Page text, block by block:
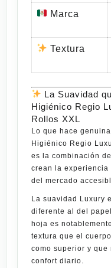
Marca
Textura
La Suavidad
Higiénico Regio
Rollos XXL
Lo que hace
Higiénico Regio
es la combinación
crean la experiencia
del mercado
La suavidad Luxury
diferente al del
hoja es
textura que el
como superior y
confort diario.